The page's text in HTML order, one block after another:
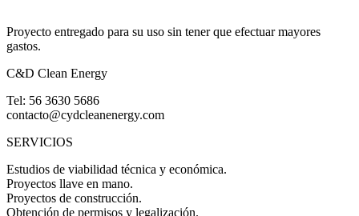
Proyecto entregado para su uso sin tener que efectuar mayores
gastos.
C&D Clean Energy
Tel: 56 3630 5686
contacto@cydcleanenergy.com
SERVICIOS
Estudios de viabilidad técnica y económica.
Proyectos llave en mano.
Proyectos de construcción.
Obtención de permisos y legalización.